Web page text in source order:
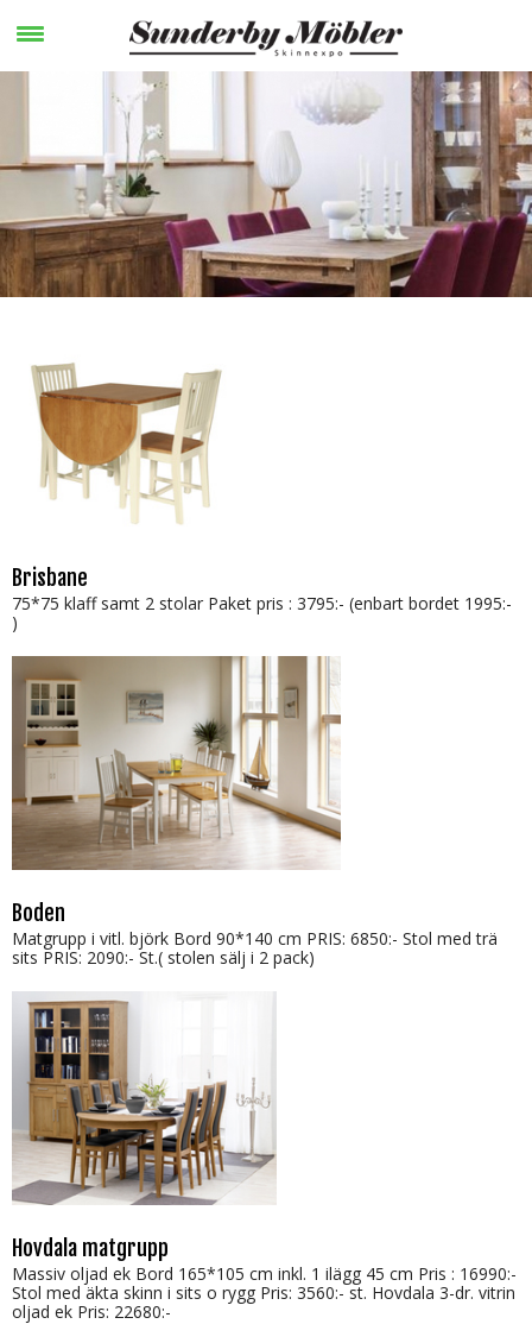
Brisbane
75*75 klaff samt 2 stolar Paket pris : 3795:- (enbart bordet 1995:-
)
Boden
Matgrupp i vitl. björk Bord 90*140 cm PRIS: 6850:- Stol med trä
sits PRIS: 2090:- St.( stolen sälj i 2 pack)
Hovdala matgrupp
Massiv oljad ek Bord 165*105 cm inkl. 1 ilägg 45 cm Pris : 16990:-
Stol med äkta skinn i sits o rygg Pris: 3560:- st. Hovdala 3-dr. vitrin
oljad ek Pris: 22680:-